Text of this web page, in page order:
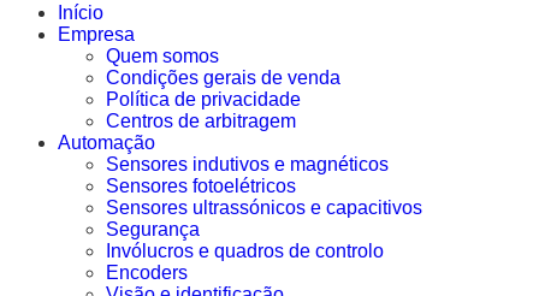
Início
Empresa
Quem somos
Condições gerais de venda
Política de privacidade
Centros de arbitragem
Automação
Sensores indutivos e magnéticos
Sensores fotoelétricos
Sensores ultrassónicos e capacitivos
Segurança
Invólucros e quadros de controlo
Encoders